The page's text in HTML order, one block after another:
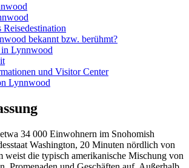
bekannt bzw. berühmt?
in Lynnwood
und Visitor Center
Lynnwood
34 000 Einwohnern im Snohomish
Washington, 20 Minuten nördlich von
weist die typisch amerikanische Mischung von